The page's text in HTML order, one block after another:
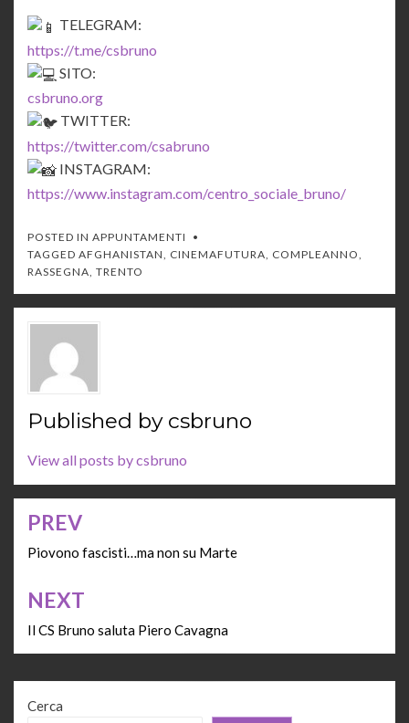
TELEGRAM:
https://t.me/csbruno
SITO:
csbruno.org
TWITTER:
https://twitter.com/csabruno
INSTAGRAM:
https://www.instagram.com/centro_sociale_bruno/
POSTED IN APPUNTAMENTI
TAGGED AFGHANISTAN, CINEMAFUTURA, COMPLEANNO,
RASSEGNA, TRENTO
Published by csbruno
View all posts by csbruno
Navigazione
articoli
PREV
Piovono fascisti…ma non su Marte
NEXT
Il CS Bruno saluta Piero Cavagna
Cerca